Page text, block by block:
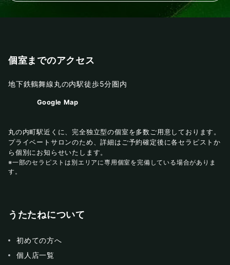
個室までのアクセス
地下鉄鶴舞線丸の内駅徒歩5分圏内
Google Map
丸の内町駅近くに、完全独立型の個室を多数ご用意しております。
プライベートサロンのため、詳細はご予約確定後に各セラピストか
ら個別にお知らせいたします。
※一部のセラピストは別エリアに専用個室を完備している場合がありま
す。
うたたねについて
初めての方へ
個人店一覧